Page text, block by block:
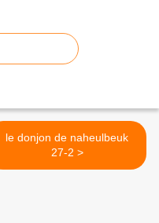
le donjon de naheulbeuk
27-2 >